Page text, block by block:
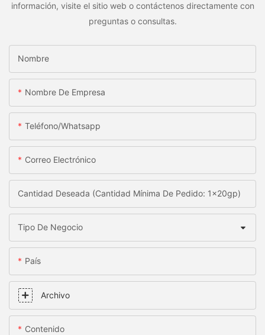
información, visite el sitio web o contáctenos directamente con
preguntas o consultas.
Nombre
Nombre De Empresa
Teléfono/whatsapp
Correo Electrónico
Cantidad Deseada (Cantidad Mínima De Pedido: 1x20gp)
Tipo De Negocio
País
Archivo
Contenido